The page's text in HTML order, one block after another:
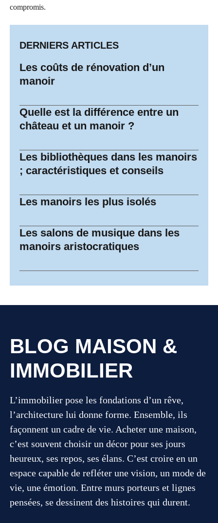
compromis.
DERNIERS ARTICLES
Les coûts de rénovation d’un
manoir
Quelle est la différence entre un
château et un manoir ?
Les bibliothèques dans les manoirs
; caractéristiques et conseils
Les manoirs les plus isolés
Les salons de musique dans les
manoirs aristocratiques
BLOG MAISON &
IMMOBILIER
L’immobilier pose les fondations d’un rêve,
l’architecture lui donne forme. Ensemble, ils
façonnent un cadre de vie. Acheter une maison,
c’est souvent choisir un décor pour ses jours
heureux, ses repos, ses élans. C’est croire en un
espace capable de refléter une vision, un mode de
vie, une émotion. Entre murs porteurs et lignes
pensées, se dessinent des histoires qui durent.